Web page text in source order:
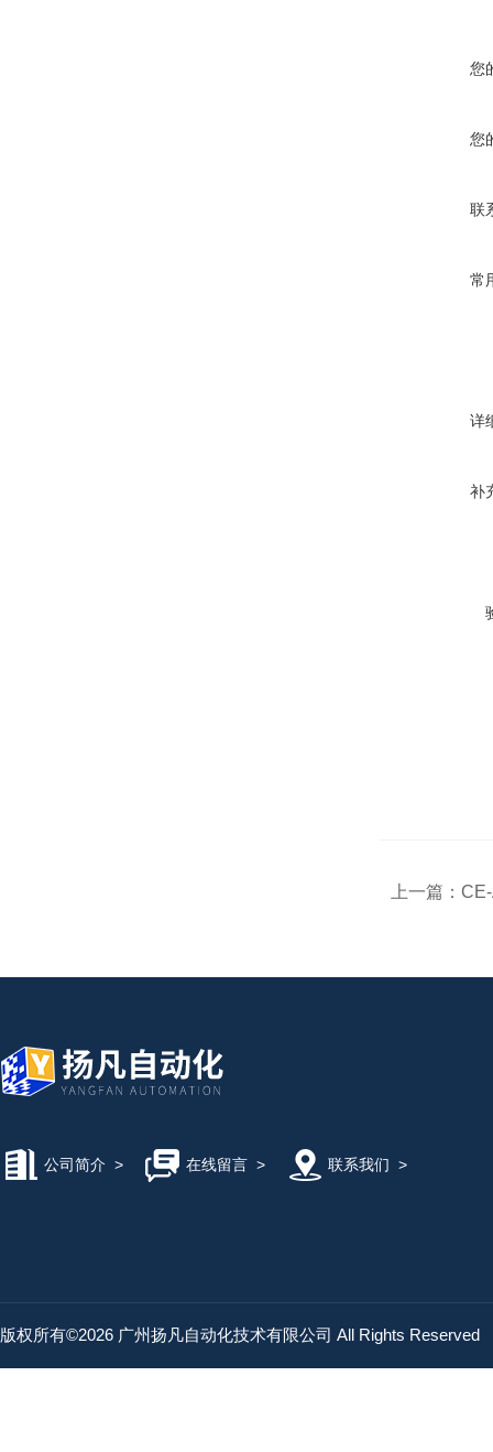
您
您
联
常
详
补
上一篇：
公司简介 > 在线留言> 联系我们 >
版权所有©2026 广州扬凡自动化技术有限公司 All Rights Reserved